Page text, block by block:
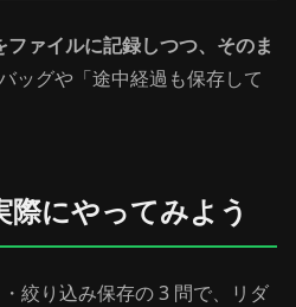
ァイルに記録しつつ、そのま
ッグや「途中経過も保存して
際にやってみよう
絞り込み保存の 3 問で、リダ